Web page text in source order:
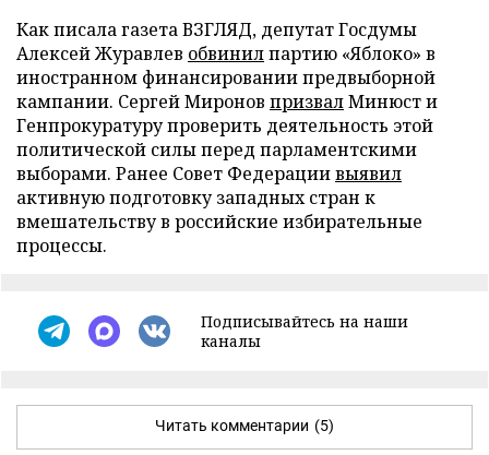
Как писала газета ВЗГЛЯД, депутат Госдумы
Алексей Журавлев обвинилпартию «Яблоко» в
иностранном финансировании предвыборной
кампании. Сергей Миронов призвалМинюст и
Генпрокуратуру проверить деятельность этой
политической силы перед парламентскими
выборами. Ранее Совет Федерациивыявил
активную подготовку западных стран к
вмешательству в российские избирательные
процессы.
Подписывайтесь на наши
каналы
Читать комментарии (5)